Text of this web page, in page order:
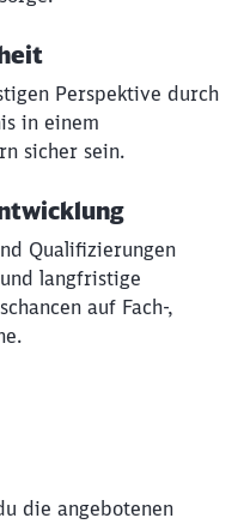
Perspektive durch
in einem
sicher sein.
Qualifizierungen
langfristige
auf Fach-,
die angebotenen